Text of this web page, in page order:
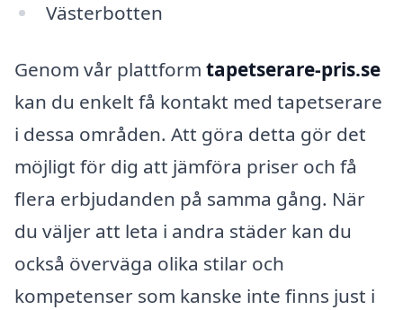
Västerbotten
Genom vår plattform tapetserare-pris.se
kan du enkelt få kontakt med tapetserare
i dessa områden. Att göra detta gör det
möjligt för dig att jämföra priser och få
flera erbjudanden på samma gång. När
du väljer att leta i andra städer kan du
också överväga olika stilar och
kompetenser som kanske inte finns just i